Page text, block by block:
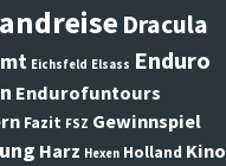
Dracula
Eichsfeld Elsass Enduro
Endurofuntours
Fazit FSZ Gewinnspiel
Harz Hexen Holland Kino